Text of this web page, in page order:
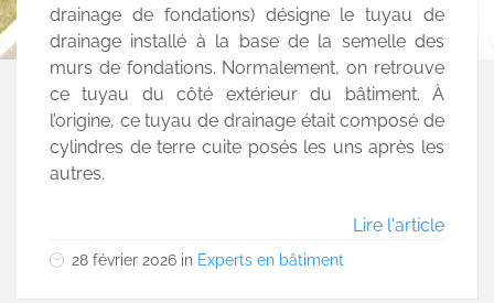
drainage de fondations) désigne le tuyau de
drainage installé à la base de la semelle des
murs de fondations. Normalement, on retrouve
ce tuyau du côté extérieur du bâtiment. À
l’origine, ce tuyau de drainage était composé de
cylindres de terre cuite posés les uns après les
autres.
Lire l'article
28 février 2026 in Experts en bâtiment